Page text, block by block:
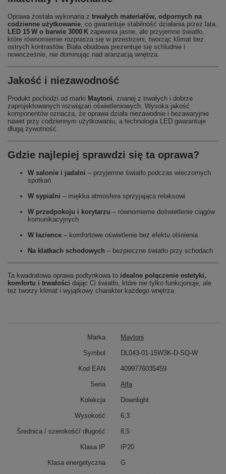
Oprawa została wykonana z trwałych materiałów, odpornych na
codzienne użytkowanie, co gwarantuje stabilność działania przez lata.
LED 15 W o barwie 3000 K zapewnia jasne, ale przyjemne światło,
które równomiernie rozprasza się w przestrzeni, tworząc klimat bez
ostrych kontrastów. Biała obudowa prezentuje się schludnie i
nowocześnie, nie dominując nad aranżacją wnętrza.
Jakość i niezawodność
Produkt pochodzi od marki Maytoni, znanej z trwałych i dobrze
zaprojektowanych rozwiązań oświetleniowych. Wysoka jakość
komponentów oznacza, że oprawa działa niezawodnie i bezawaryjnie
nawet przy codziennym użytkowaniu, a technologia LED gwarantuje
długą żywotność.
Gdzie najlepiej sprawdzi się ta oprawa?
W salonie i jadalni – przyjemne światło podczas wieczornych
spotkań
W sypialni – miękka atmosfera sprzyjająca relaksowi
W przedpokoju i korytarzu – równomierne doświetlenie ciągów
komunikacyjnych
W łazience – komfortowe oświetlenie bez efektu olśnienia
Na klatkach schodowych – bezpieczne światło przy schodach
Ta kwadratowa oprawa podtynkowa to idealne połączenie estetyki,
komfortu i trwałości dając Ci światło, które nie tylko funkcjonuje, ale
też tworzy klimat i wyjątkowy charakter każdego wnętrza.
Marka Maytoni
Symbol DL043-01-15W3K-D-SQ-W
Kod EAN 4099776035459
Seria Alfa
Kolekcja Downlight
Wysokość 6,3
Średnica / szerokość/ długość 8,5
Klasa IP IP20
Klasa energetyczna G